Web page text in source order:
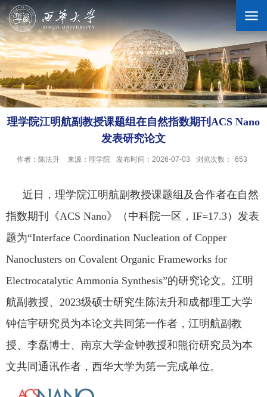
学校概况
机构设置
科学研究
合作交流
公共服务
人才招聘
理学院江明航副教授课题组在自然指数期刊ACS Nano
发表研究论文
作者：陈法升 来源：理学院 发布时间：2026-07-03 浏览次数： 653
近日，理学院江明航副教授课题组及合作者在自然
指数期刊《ACS Nano》（中科院一区， IF=17.3）发表
题为“Interface Coordination Nucleation of Copper
Nanoclusters on Covalent Organic Frameworks for
Electrocatalytic Ammonia Synthesis”的研究论文。江明
航副教授、 2023级硕士研究生陈法升和成都理工大学
钟信宇研究员为本论文共同第一作者，江明航副教
授、李磊博士、南京大学金钟教授和熊衍研究员为本
文共同通讯作者，西华大学为第一完成单位。